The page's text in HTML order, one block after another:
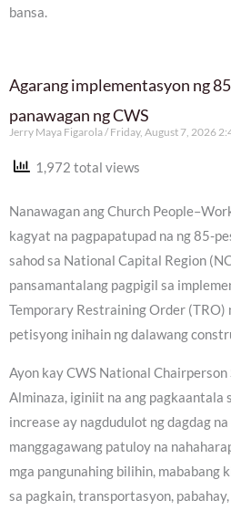
bansa.
Agarang implementasyon ng
panawagan ng CWS
Jerry Maya Figarola Friday, August 7, 2026
1,972 total views
Nanawagan ang Church
kagyat na pagpapatupad na ng 85-
sahod sa National Capital Region
pansamantalang pagpigil sa
Temporary Restraining Order (TRO)
petisyong inihain ng dalawang
Ayon kay CWS National
Alminaza, iginiit na ang pagkaantala
increase ay nagdudulot ng dagdag na
manggagawang patuloy na
mga pangunahing bilihin,
sa pagkain, transportasyon,